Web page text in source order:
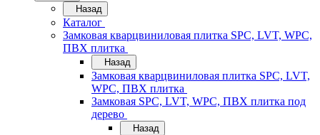
Назад
Каталог
Замковая кварцвиниловая плитка SPC, LVT, WPC,
ПВХ плитка
Назад
Замковая кварцвиниловая плитка SPC, LVT,
WPC, ПВХ плитка
Замковая SPC, LVT, WPC, ПВХ плитка под
дерево
Назад